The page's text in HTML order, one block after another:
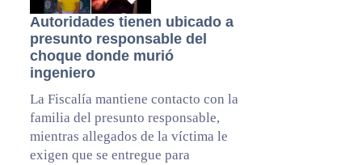
Autoridades tienen ubicado a
presunto responsable del
choque donde murió
ingeniero
La Fiscalía mantiene contacto con la
familia del presunto responsable,
mientras allegados de la víctima le
exigen que se entregue para